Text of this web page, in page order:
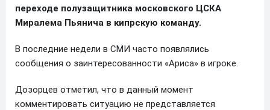
переходе полузащитника московского ЦСКА
Миралема Пьянича в кипрскую команду.
В последние недели в СМИ часто появлялись
сообщения о заинтересованности «Ариса» в игроке.
Дозорцев отметил, что в данный момент
комментировать ситуацию не представляется